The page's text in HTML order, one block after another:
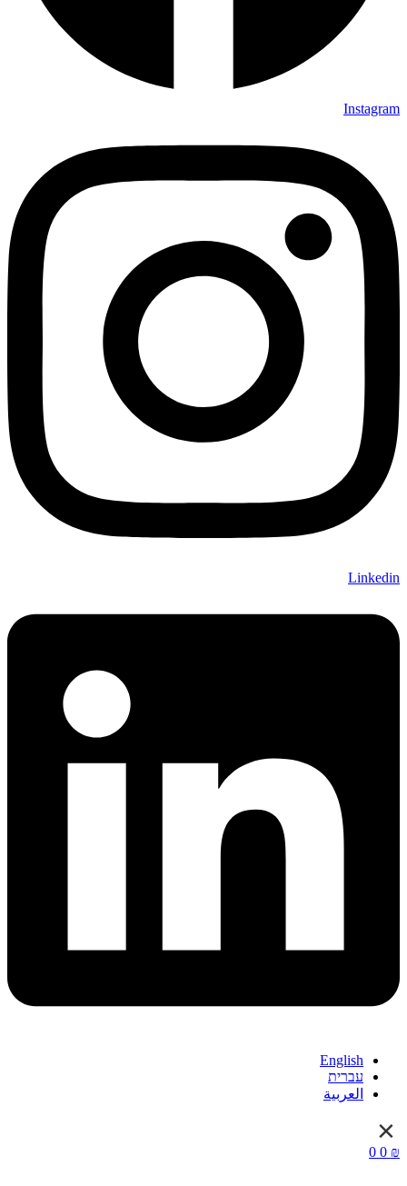
Instagram
Linkedin
English
עברית
العربية
0 ₪
0